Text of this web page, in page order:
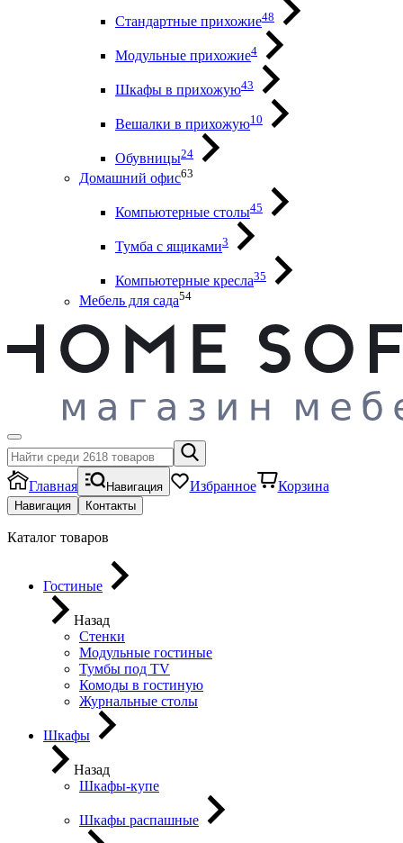
Стандартные прихожие48
Модульные прихожие4
Шкафы в прихожую43
Вешалки в прихожую10
Обувницы24
Домашний офис63
Компьютерные столы45
Тумба с ящиками3
Компьютерные кресла35
Мебель для сада54
Главная Навигация Избранное Корзина
Навигация Контакты
Каталог товаров
Гостиные
Назад
Стенки
Модульные гостиные
Тумбы под ТV
Комоды в гостиную
Журнальные столы
Шкафы
Назад
Шкафы-купе
Шкафы распашные